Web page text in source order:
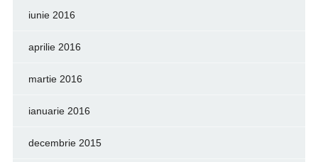
iunie 2016
aprilie 2016
martie 2016
ianuarie 2016
decembrie 2015